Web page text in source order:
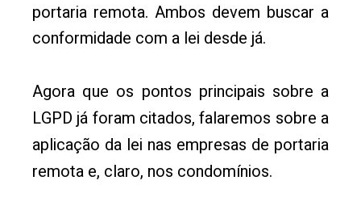
portaria remota. Ambos devem buscar a
conformidade com a lei desde já.
Agora que os pontos principais sobre a
LGPD já foram citados, falaremos sobre a
aplicação da lei nas empresas de portaria
remota e, claro, nos condomínios.